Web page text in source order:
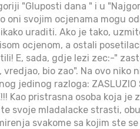
"Gluposti dana " i u
oni svojim ocjenama mogu
uraditi. Ako je tako,
ocjenom, a ostali
E, sada, gdje lezi zec:-"
bio zao". Na ovo niko
jedinog razloga: ZASLUZIO
Kao pristrasna osoba koja
svoje mladalacke strasti,
svakome sa kojim ste